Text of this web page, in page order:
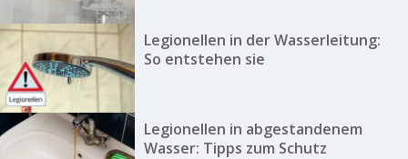
Legionellen in der Wasserleitung:
So entstehen sie
Legionellen in abgestandenem
Wasser: Tipps zum Schutz